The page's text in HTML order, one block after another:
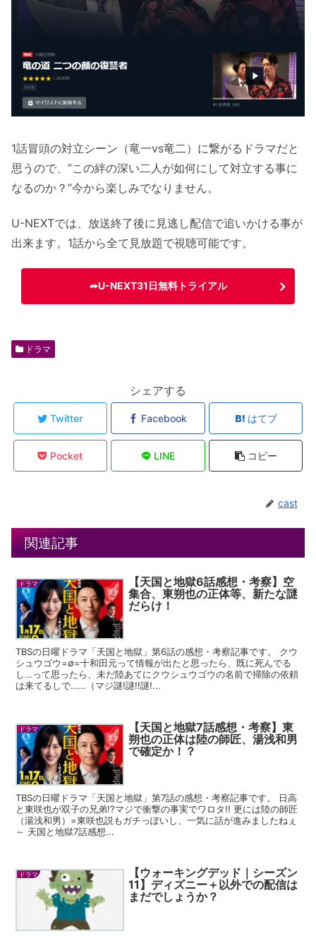
1話冒頭の対立シーン（竜一vs竜二）に繋がるドラマだと
思うので、”この絆の深い二人が如何にして対立する事に
なるのか？”今から楽しみでなりません。
U-NEXTでは、放送終了後に見逃し配信で追いかける事が
出来ます。1話から全て見放題で視聴可能です。
➦U-NEXT31日無料トライアル
ドラマ
シェアする
Twitter Facebook はてブ
Pocket LINE コピー
cast
関連記事
ドラマ
【天国と地獄6話感想・考察】空
集合、東朔也の正体等、新たな謎
だらけ！
TBSの日曜ドラマ「天国と地獄」第6話の感想・考察記事です。 クウ
シュウゴウ=∅=十和田元って情報が出たと思ったら、既に死んでる
し…って思ったら、未だ陸あてにクウシュウゴウの名前で掃除の依頼
は来てるしで……（マジ謎!謎!!謎!...
ドラマ
【天国と地獄7話感想・考察】東
朔也の正体は陸の師匠、湯浅和男
で確定か！？
TBSの日曜ドラマ「天国と地獄」第7話の感想・考察記事です。 日高
と東咲也が双子の兄弟!?マジで衝撃の事実でワロタ!! 更には陸の師匠
（湯浅和男）=東咲也説もガチっぽいし、一気に話が進みましたねぇ
～ 天国と地獄7話感想...
ドラマ
【ウォーキングデッド｜シーズン
11】ディズニー＋以外での配信は
まだでしょうか？